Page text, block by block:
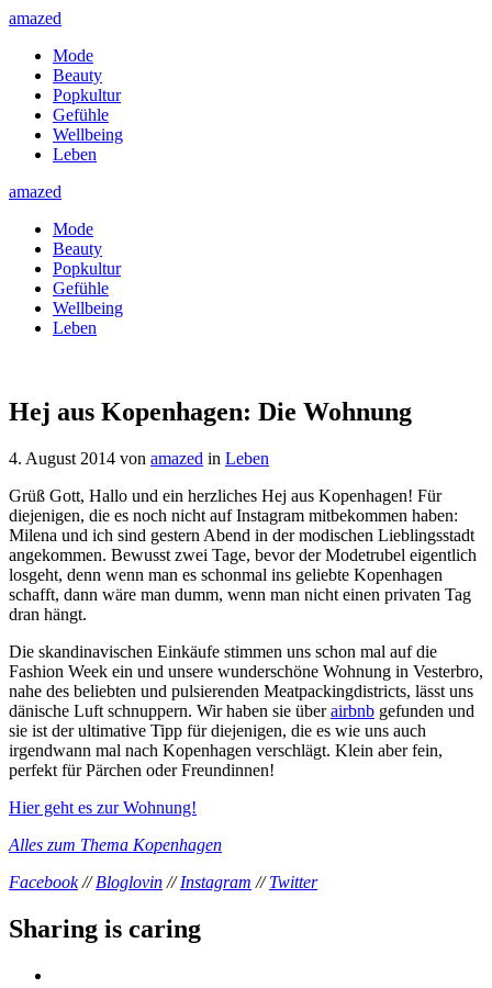
amazed
Mode
Beauty
Popkultur
Gefühle
Wellbeing
Leben
amazed
Mode
Beauty
Popkultur
Gefühle
Wellbeing
Leben
Hej aus Kopenhagen: Die Wohnung
4. August 2014 von amazed in Leben
Grüß Gott, Hallo und ein herzliches Hej aus Kopenhagen! Für
diejenigen, die es noch nicht auf Instagram mitbekommen haben:
Milena und ich sind gestern Abend in der modischen Lieblingsstadt
angekommen. Bewusst zwei Tage, bevor der Modetrubel eigentlich
losgeht, denn wenn man es schonmal ins geliebte Kopenhagen
schafft, dann wäre man dumm, wenn man nicht einen privaten Tag
dran hängt.
Die skandinavischen Einkäufe stimmen uns schon mal auf die
Fashion Week ein und unsere wunderschöne Wohnung in Vesterbro,
nahe des beliebten und pulsierenden Meatpackingdistricts, lässt uns
dänische Luft schnuppern. Wir haben sie überairbnb gefunden und
sie ist der ultimative Tipp für diejenigen, die es wie uns auch
irgendwann mal nach Kopenhagen verschlägt. Klein aber fein,
perfekt für Pärchen oder Freundinnen!
Hier geht es zur Wohnung!
Alles zum Thema Kopenhagen
Facebook//Bloglovin //Instagram //Twitter
Sharing is caring